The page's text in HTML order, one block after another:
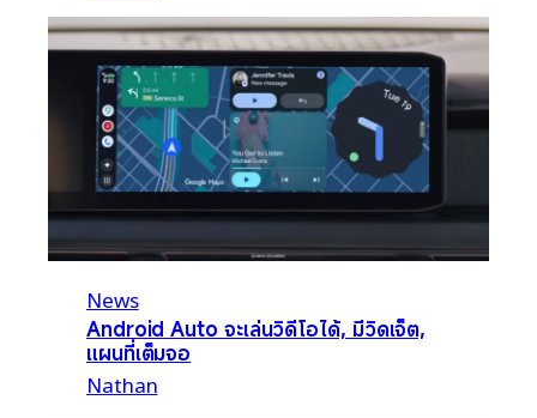
News
Android Auto จะเล่นวิดีโอได้, มีวิดเจ็ต,
แผนที่เต็มจอ
Nathan